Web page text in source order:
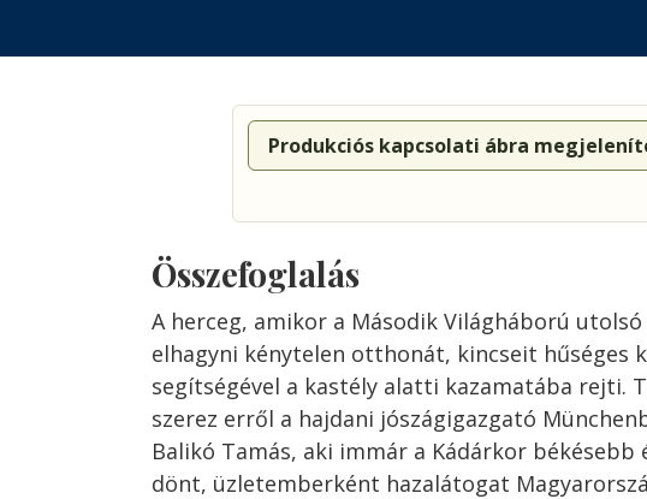
Produkciós kapcsolati ábra
Összefoglalás
A herceg, amikor a Második Világháború
elhagyni kénytelen otthonát, kincseit hűséges
segítségével a kastély alatti kazamatába rejti.
szerez erről a hajdani jószágigazgató
Balikó Tamás, aki immár a Kádárkor békésebb
dönt, üzletemberként hazalátogat